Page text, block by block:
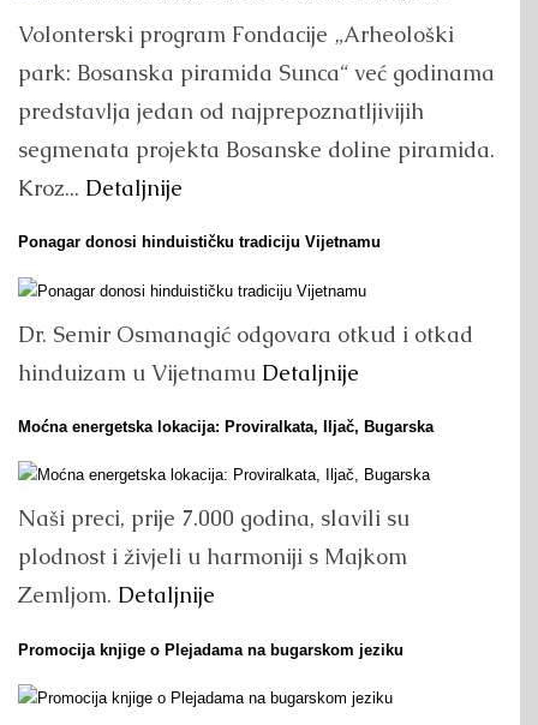
Volonterski program Fondacije „Arheološki
park: Bosanska piramida Sunca“ već godinama
predstavlja jedan od najprepoznatljivijih
segmenata projekta Bosanske doline piramida.
Kroz... Detaljnije
Ponagar donosi hinduističku tradiciju Vijetnamu
Dr. Semir Osmanagić odgovara otkud i otkad
hinduizam u Vijetnamu Detaljnije
Moćna energetska lokacija: Proviralkata, Iljač, Bugarska
Naši preci, prije 7.000 godina, slavili su
plodnost i živjeli u harmoniji s Majkom
Zemljom. Detaljnije
Promocija knjige o Plejadama na bugarskom jeziku